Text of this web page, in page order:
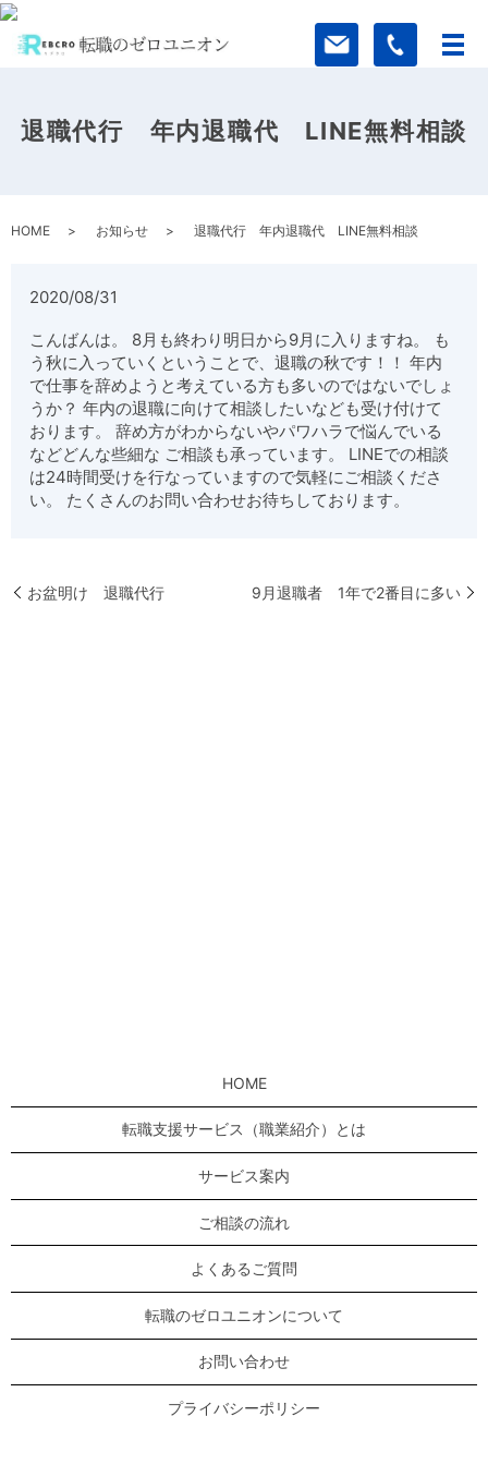
退職代行 年内退職代 LINE無料相談
HOME お知らせ 退職代行 年内退職代 LINE無料相談
2020/08/31
こんばんは。 8月も終わり明日から9月に入りますね。 も
う秋に入っていくということで、退職の秋です！！ 年内
で仕事を辞めようと考えている方も多いのではないでしょ
うか？ 年内の退職に向けて相談したいなども受け付けて
おります。 辞め方がわからないやパワハラで悩んでいる
などどんな些細な ご相談も承っています。 LINEでの相談
は24時間受けを行なっていますので気軽にご相談くださ
い。 たくさんのお問い合わせお待ちしております。
お盆明け 退職代行 9月退職者 1年で2番目に多い
HOME
転職支援サービス（職業紹介）とは
サービス案内
ご相談の流れ
よくあるご質問
転職のゼロユニオンについて
お問い合わせ
プライバシーポリシー